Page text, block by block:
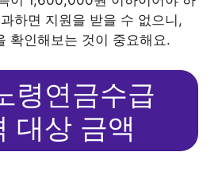
하면 지원을 받을 수 없으니,
확인해보는 것이 중요해요.
령연금수급
대상 금액